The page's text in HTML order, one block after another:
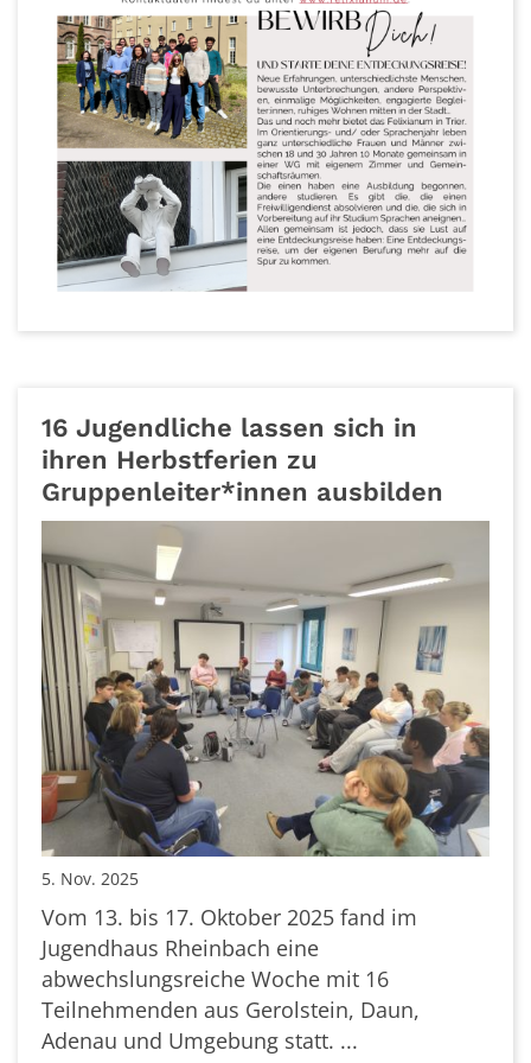
16 Jugendliche lassen sich in
ihren Herbstferien zu
Gruppenleiter*innen ausbilden
5. Nov. 2025
Vom 13. bis 17. Oktober 2025 fand im
Jugendhaus Rheinbach eine
abwechslungsreiche Woche mit 16
Teilnehmenden aus Gerolstein, Daun,
Adenau und Umgebung statt. ...